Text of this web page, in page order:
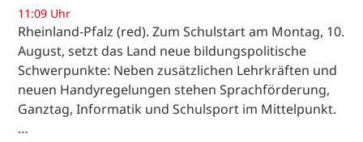
11:09 Uhr
Rheinland-Pfalz (red). Zum Schulstart am Montag, 10.
August, setzt das Land neue bildungspolitische
Schwerpunkte: Neben zusätzlichen Lehrkräften und
neuen Handyregelungen stehen Sprachförderung,
Ganztag, Informatik und Schulsport im Mittelpunkt.
…